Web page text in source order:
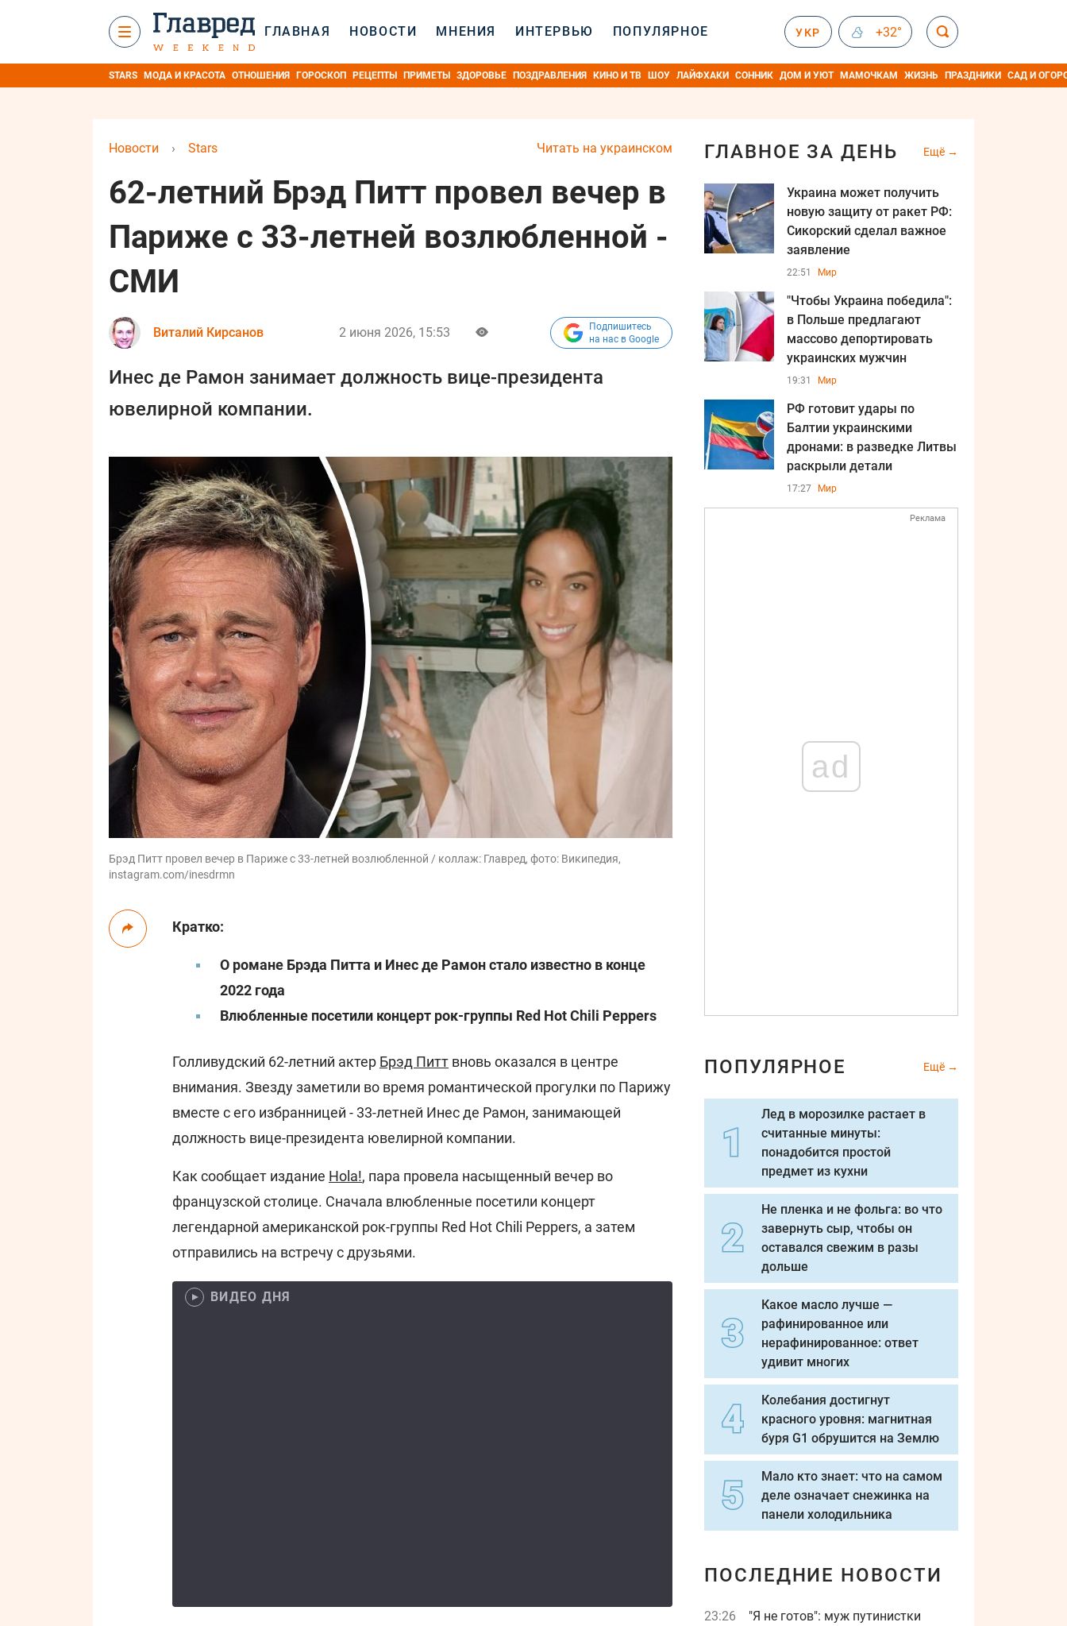
ГЛАВНАЯ НОВОСТИ МНЕНИЯ ИНТЕРВЬЮ ПОПУЛЯРНОЕ УКР +32°
STARS МОДА И КРАСОТА ОТНОШЕНИЯ ГОРОСКОП РЕЦЕПТЫ ПРИМЕТЫ ЗДОРОВЬЕ ПОЗДРАВЛЕНИЯ КИНО И ТВ ШОУ ЛАЙФХАКИ СОННИК ДОМ И УЮТ МАМОЧКАМ ЖИЗНЬ ПРАЗДНИКИ САД И
Читать на украинском
Новости › Stars
62-летний Брэд Питт провел вечер в
Париже с 33-летней возлюбленной -
СМИ
Виталий Кирсанов 2 июня 2026, 15:53
Подпишитесь
на нас в Google
Инес де Рамон занимает должность вице-президента
ювелирной компании.
Брэд Питт провел вечер в Париже с 33-летней возлюбленной / коллаж: Главред, фото: Википедия,
instagram.com/inesdrmn
Кратко:
О романе Брэда Питта и Инес де Рамон стало известно в конце
2022 года
Влюбленные посетили концерт рок-группы Red Hot Chili Peppers
Голливудский 62-летний актер Брэд Питт вновь оказался в центре
внимания. Звезду заметили во время романтической прогулки по Парижу
вместе с его избранницей - 33-летней Инес де Рамон, занимающей
должность вице-президента ювелирной компании.
Как сообщает издание Hola!, пара провела насыщенный вечер во
французской столице. Сначала влюбленные посетили концерт
легендарной американской рок-группы Red Hot Chili Peppers, а затем
отправились на встречу с друзьями.
ВИДЕО ДНЯ
ГЛАВНОЕ ЗА ДЕНЬ Ещё
Украина может получить
новую защиту от ракет РФ:
Сикорский сделал важное
заявление
22:51 Мир
"Чтобы Украина победила":
в Польше предлагают
массово депортировать
украинских мужчин
19:31 Мир
РФ готовит удары по
Балтии украинскими
дронами: в разведке Литвы
раскрыли детали
17:27 Мир
Реклама
ad
ПОПУЛЯРНОЕ Ещё
Лед в морозилке растает в
считанные минуты:
понадобится простой
предмет из кухни
Не пленка и не фольга: во что
завернуть сыр, чтобы он
оставался свежим в разы
дольше
Какое масло лучше —
рафинированное или
нерафинированное: ответ
удивит многих
Колебания достигнут
красного уровня: магнитная
буря G1 обрушится на Землю
Мало кто знает: что на самом
деле означает снежинка на
панели холодильника
ПОСЛЕДНИЕ НОВОСТИ
23:26
"Я не готов": муж путинистки